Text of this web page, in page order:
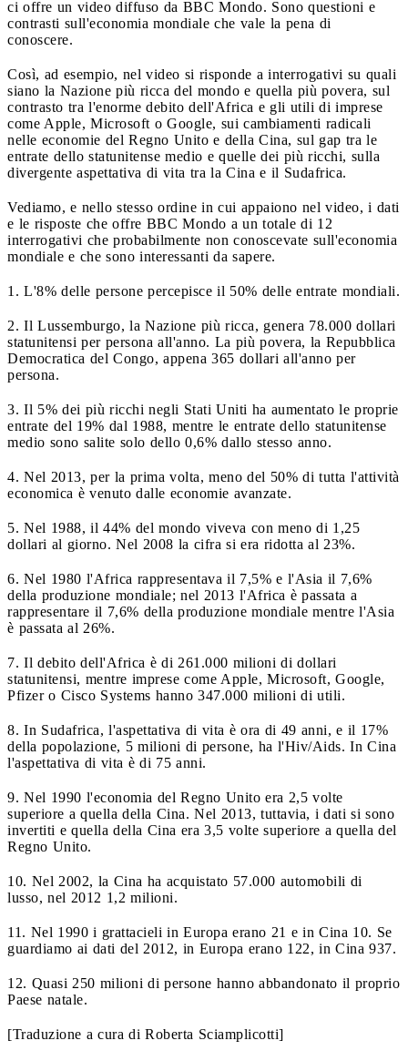
ci offre un video diffuso da BBC Mondo. Sono questioni e
contrasti sull'economia mondiale che vale la pena di
conoscere.
Così, ad esempio, nel video si risponde a interrogativi su quali
siano la Nazione più ricca del mondo e quella più povera, sul
contrasto tra l'enorme debito dell'Africa e gli utili di imprese
come Apple, Microsoft o Google, sui cambiamenti radicali
nelle economie del Regno Unito e della Cina, sul gap tra le
entrate dello statunitense medio e quelle dei più ricchi, sulla
divergente aspettativa di vita tra la Cina e il Sudafrica.
Vediamo, e nello stesso ordine in cui appaiono nel video, i dati
e le risposte che offre BBC Mondo a un totale di 12
interrogativi che probabilmente non conoscevate sull'economia
mondiale e che sono interessanti da sapere.
1. L'8% delle persone percepisce il 50% delle entrate mondiali.
2. Il Lussemburgo, la Nazione più ricca, genera 78.000 dollari
statunitensi per persona all'anno. La più povera, la Repubblica
Democratica del Congo, appena 365 dollari all'anno per
persona.
3. Il 5% dei più ricchi negli Stati Uniti ha aumentato le proprie
entrate del 19% dal 1988, mentre le entrate dello statunitense
medio sono salite solo dello 0,6% dallo stesso anno.
4. Nel 2013, per la prima volta, meno del 50% di tutta l'attività
economica è venuto dalle economie avanzate.
5. Nel 1988, il 44% del mondo viveva con meno di 1,25
dollari al giorno. Nel 2008 la cifra si era ridotta al 23%.
6. Nel 1980 l'Africa rappresentava il 7,5% e l'Asia il 7,6%
della produzione mondiale; nel 2013 l'Africa è passata a
rappresentare il 7,6% della produzione mondiale mentre l'Asia
è passata al 26%.
7. Il debito dell'Africa è di 261.000 milioni di dollari
statunitensi, mentre imprese come Apple, Microsoft, Google,
Pfizer o Cisco Systems hanno 347.000 milioni di utili.
8. In Sudafrica, l'aspettativa di vita è ora di 49 anni, e il 17%
della popolazione, 5 milioni di persone, ha l'Hiv/Aids. In Cina
l'aspettativa di vita è di 75 anni.
9. Nel 1990 l'economia del Regno Unito era 2,5 volte
superiore a quella della Cina. Nel 2013, tuttavia, i dati si sono
invertiti e quella della Cina era 3,5 volte superiore a quella del
Regno Unito.
10. Nel 2002, la Cina ha acquistato 57.000 automobili di
lusso, nel 2012 1,2 milioni.
11. Nel 1990 i grattacieli in Europa erano 21 e in Cina 10. Se
guardiamo ai dati del 2012, in Europa erano 122, in Cina 937.
12. Quasi 250 milioni di persone hanno abbandonato il proprio
Paese natale.
[Traduzione a cura di Roberta Sciamplicotti]